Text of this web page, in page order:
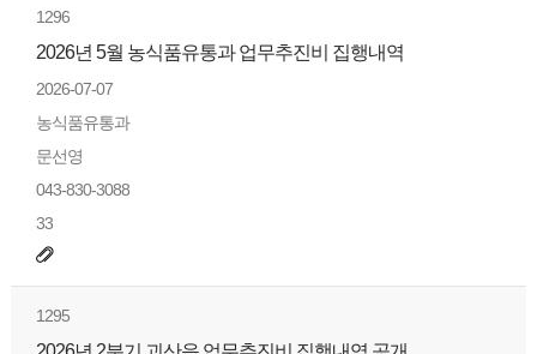
1296
2026년 5월 농식품유통과 업무추진비 집행내역
2026-07-07
농식품유통과
문선영
043-830-3088
33
1295